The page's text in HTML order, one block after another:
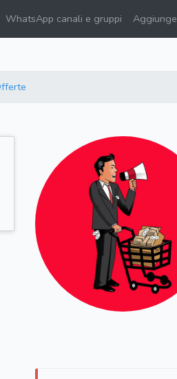
WhatsApp canali e gruppi